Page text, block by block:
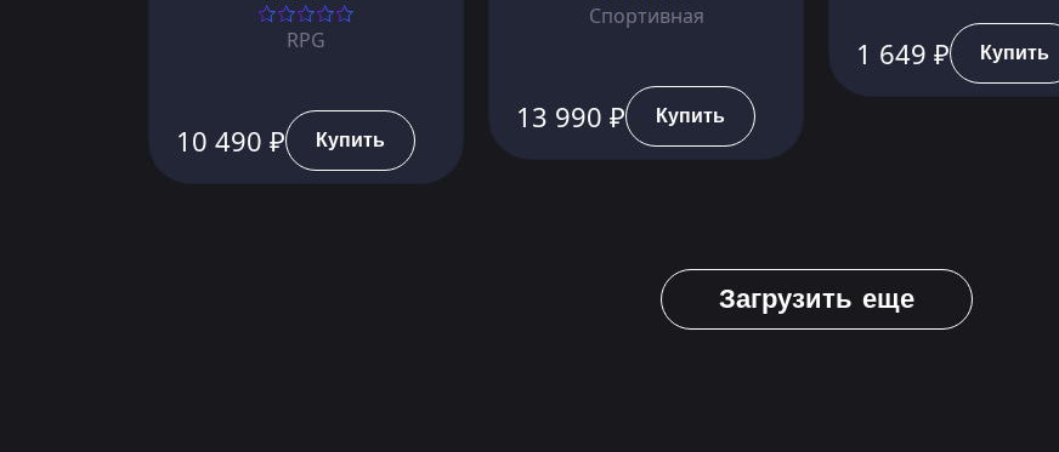
RPG
10 490 ₽ Купить
Спортивная
13 990 ₽ Купить
1 649 ₽ Купить
Загрузить еще